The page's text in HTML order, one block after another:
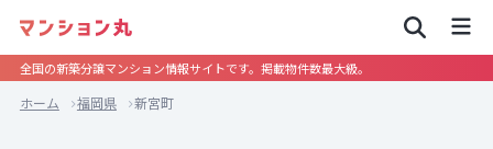
全国の新築分譲マンション情報サイトです。掲載物件数最大級。
ホーム 福岡県 新宮町